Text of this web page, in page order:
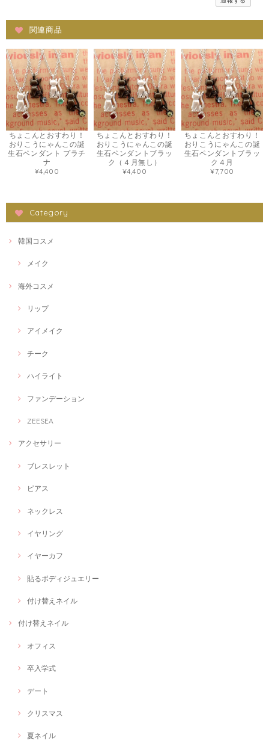
関連商品
ちょこんとおすわり！
おりこうにゃんこの誕
生石ペンダント プラチ
ナ
¥4,400
ちょこんとおすわり！
おりこうにゃんこの誕
生石ペンダントブラッ
ク（４月無し）
¥4,400
ちょこんとおすわり！
おりこうにゃんこの誕
生石ペンダントブラッ
ク４月
¥7,700
Category
韓国コスメ
メイク
海外コスメ
リップ
アイメイク
チーク
ハイライト
ファンデーション
ZEESEA
アクセサリー
ブレスレット
ピアス
ネックレス
イヤリング
イヤーカフ
貼るボディジュエリー
付け替えネイル
付け替えネイル
オフィス
卒入学式
デート
クリスマス
夏ネイル